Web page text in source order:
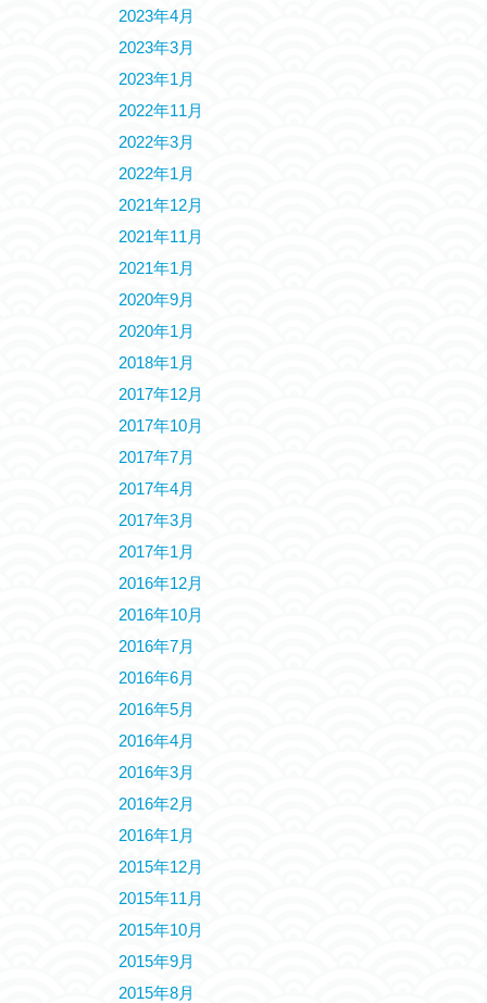
2023年4月
2023年3月
2023年1月
2022年11月
2022年3月
2022年1月
2021年12月
2021年11月
2021年1月
2020年9月
2020年1月
2018年1月
2017年12月
2017年10月
2017年7月
2017年4月
2017年3月
2017年1月
2016年12月
2016年10月
2016年7月
2016年6月
2016年5月
2016年4月
2016年3月
2016年2月
2016年1月
2015年12月
2015年11月
2015年10月
2015年9月
2015年8月